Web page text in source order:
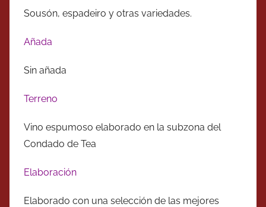
Sousón, espadeiro y otras variedades.
Añada
Sin añada
Terreno
Vino espumoso elaborado en la subzona del
Condado de Tea
Elaboración
Elaborado con una selección de las mejores